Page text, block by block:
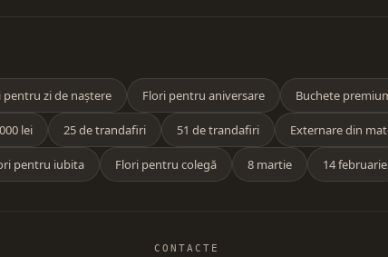
pentru zi de naștere Flori pentru aniversare Buchete
lei 25 de trandafiri 51 de trandafiri Externare din
pentru iubita Flori pentru colegă 8 martie 14 februarie
CONTACTE